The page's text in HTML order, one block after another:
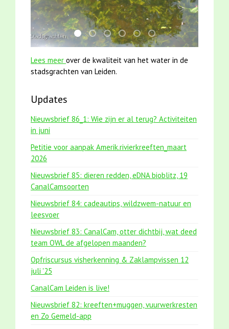
mei2021 1 snoekje elly
jun2021 28 brasem en rietvoorns 4a
karper met kattenklimtouw
smoelenboek fifi en karper
jun2021 zaklv 5 snoekje
mei2021
Lees meer over de kwaliteit van het water in de
stadsgrachten van Leiden.
Updates
Nieuwsbrief 86_1: Wie zijn er al terug? Activiteiten
in juni
Petitie voor aanpak Amerik.rivierkreeften_maart
2026
Nieuwsbrief 85: dieren redden, eDNA bioblitz, 19
CanalCamsoorten
Nieuwsbrief 84: cadeautips, wildzwem-natuur en
leesvoer
Nieuwsbrief 83: CanalCam, otter dichtbij, wat deed
team OWL de afgelopen maanden?
Opfriscursus visherkenning & Zaklampvissen 12
juli '25
CanalCam Leiden is live!
Nieuwsbrief 82: kreeften+muggen, vuurwerkresten
en Zo Gemeld-app